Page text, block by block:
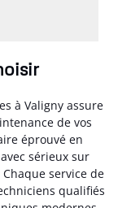
à Valigny assure
de vos
éprouvé en
sérieux sur
service de
qualifiés